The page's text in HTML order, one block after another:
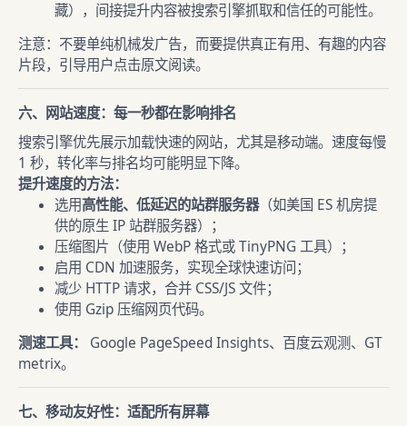
藏），间接提升内容被搜索引擎抓取和信任的可能性。
注意：不要单纯机械发广告，而要提供真正有用、有趣的内容
片段，引导用户点击原文阅读。
六、网站速度：每一秒都在影响排名
搜索引擎优先展示加载快速的网站，尤其是移动端。速度每慢
1 秒，转化率与排名均可能明显下降。
提升速度的方法：
选用高性能、低延迟的站群服务器（如美国 ES 机房提
供的原生 IP 站群服务器）；
压缩图片（使用 WebP 格式或 TinyPNG 工具）；
启用 CDN 加速服务，实现全球快速访问；
减少 HTTP 请求，合并 CSS/JS 文件；
使用 Gzip 压缩网页代码。
测速工具：
Google PageSpeed Insights、百度云观测、GT
metrix。
七、移动友好性：适配所有屏幕